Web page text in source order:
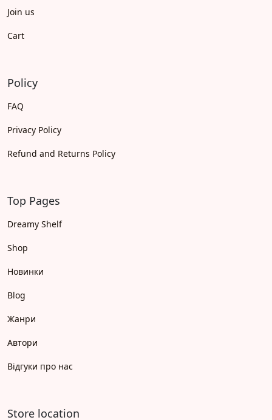
Join us
Cart
Policy
FAQ
Privacy Policy
Refund and Returns Policy
Top Pages
Dreamy Shelf
Shop
Новинки
Blog
Жанри
Автори
Відгуки про нас
Store location